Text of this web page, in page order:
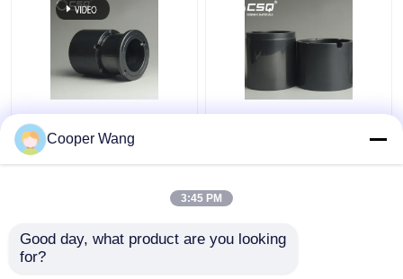
Pompen Ceramische
Glijdende Dragende
fabrikanten SSiC
Ceramisch het Glijden
hoge temperatuur van
de Motorpomp
Cooper Wang
3:45 PM
Good day, what product are you looking
for?